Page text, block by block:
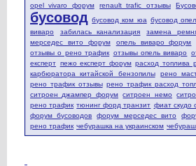
opel vivaro форум
renault trafic отзывы
бусовод бусовод ком юа бусовод
виваро
забилась канализация
замена
мерседес вито форум
опель виваро форум
отзывы о рено трафик отзывы опель виваро
експерт пежо експерт форум расход топлива
карбюратора китайской бензопилы
рено
рено трафик отзывы рено трафик расход
ситроен джампер форум ситроен немо
рено трафик тюнинг форд транзит фиат скудо
форум бусоводов
форум мерседес вито
рено трафик чебурашка на украинском